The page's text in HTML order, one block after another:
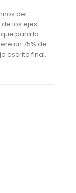
del
los ejes
para la
un 75% de
escrito final.